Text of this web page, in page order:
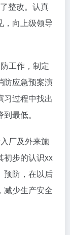
整改。认真
，向上级领导
工作，制定
防应急预案演
习过程中找出
最低。
厂及外来施
初步的认识xx
预防，在以后
减少生产安全